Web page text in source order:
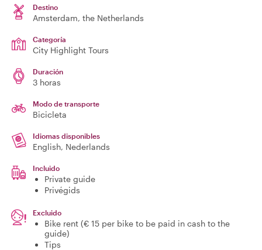
Destino
Amsterdam, the Netherlands
Categoría
City Highlight Tours
Duración
3 horas
Modo de transporte
Bicicleta
Idiomas disponibles
English, Nederlands
Incluido
Private guide
Privégids
Excluido
Bike rent (€ 15 per bike to be paid in cash to the
guide)
Tips